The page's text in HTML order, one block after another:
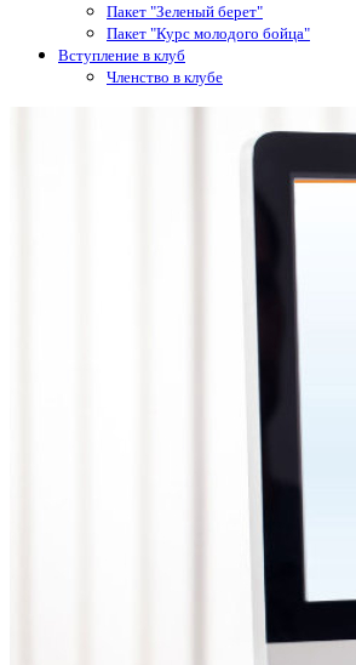
Пакет "Зеленый берет"
Пакет "Курс молодого бойца"
Вступление в клуб
Членство в клубе